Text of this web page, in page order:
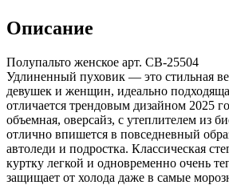
Описание
Полупальто женское арт. CB-25504
Удлиненный пуховик — это стильная
девушек и женщин, идеально
отличается трендовым дизайном 2025
объемная, оверсайз, с утеплителем из
отлично впишется в повседневный
автоледи и подростка. Классическая
куртку легкой и одновременно очень
защищает от холода даже в самые